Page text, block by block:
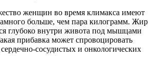
женщин во время климакса имеют
больше, чем пара килограмм. Жир
глубоко внутри живота под мышцами
прибавка может спровоцировать
сосудистых и онкологических